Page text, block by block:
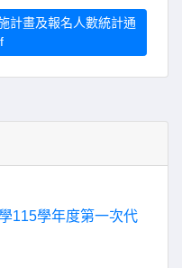
計畫及報名人數統計通
115學年度第一次代